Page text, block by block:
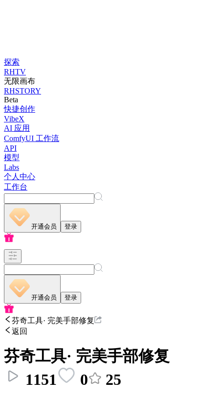
探索
RHTV
无限画布
RHSTORY
Beta
快捷创作
VibeX
AI 应用
ComfyUI 工作流
API
模型
Labs
个人中心
工作台
开通会员 登录
开通会员 登录
芬奇工具· 完美手部修复
返回
芬奇工具· 完美手部修复
1151
0
25